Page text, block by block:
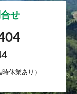
せ
休業あり）